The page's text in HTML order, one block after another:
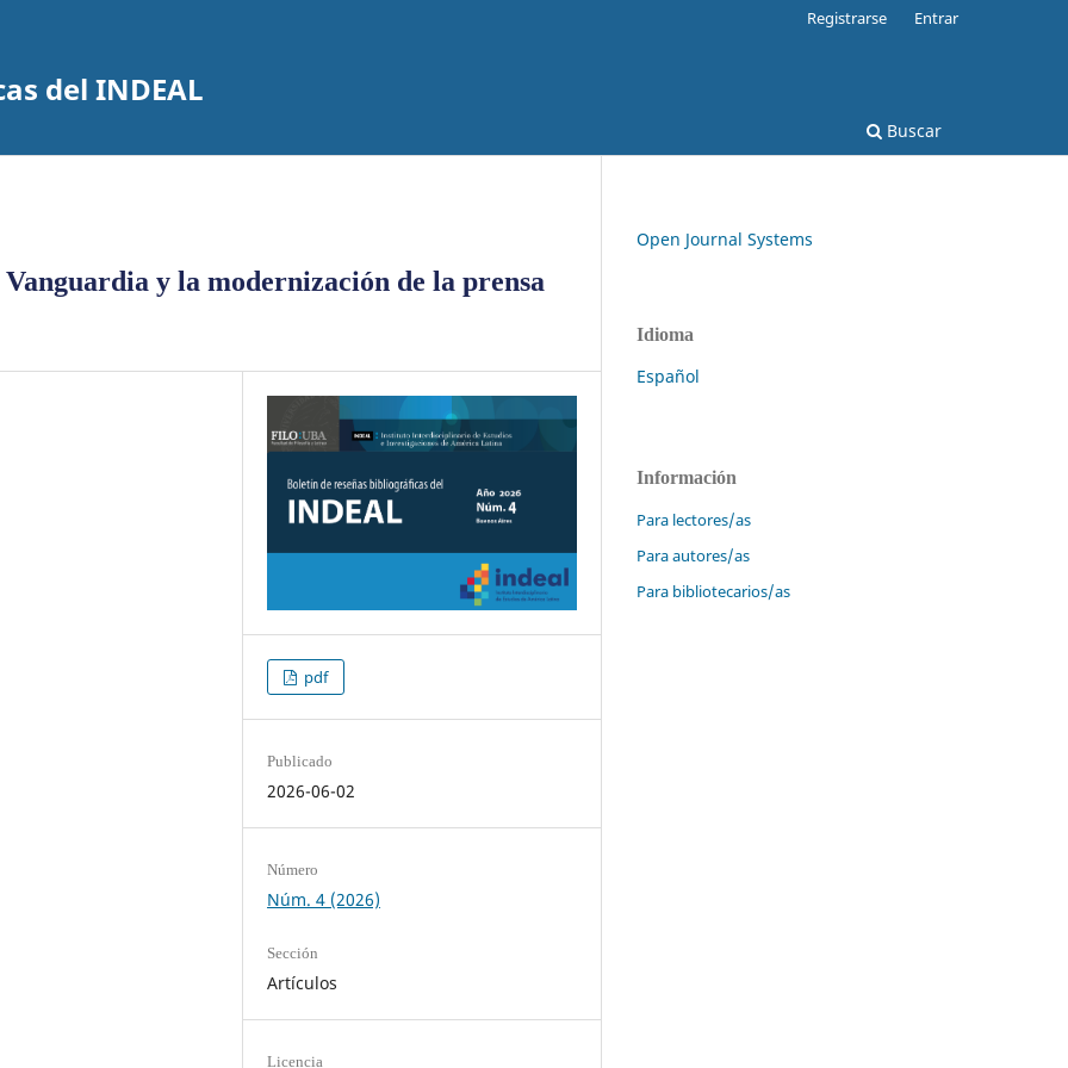
del INDEAL
Buscar
Registrarse Entrar
y la modernización de la prensa
pdf
Publicado
2026-06-02
Número
Núm. 4 (2026)
Sección
Artículos
Licencia
Open Journal Systems
Idioma
Español
Información
Para lectores/as
Para autores/as
Para bibliotecarios/as